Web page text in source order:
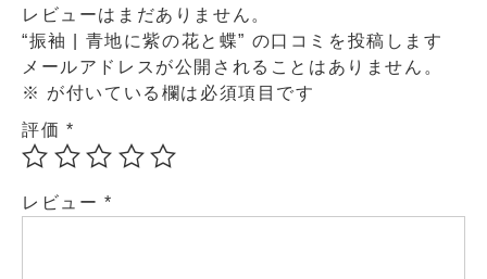
レビューはまだありません。
“振袖 | 青地に紫の花と蝶” の口コミを投稿します
メールアドレスが公開されることはありません。
※ が付いている欄は必須項目です
評価 *
レビュー *